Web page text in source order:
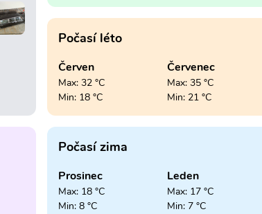
Počasí léto
Červen
Max: 32 °C
Min: 18 °C
Červenec
Max: 35 °C
Min: 21 °C
Počasí zima
Prosinec
Max: 18 °C
Min: 8 °C
Leden
Max: 17 °C
Min: 7 °C